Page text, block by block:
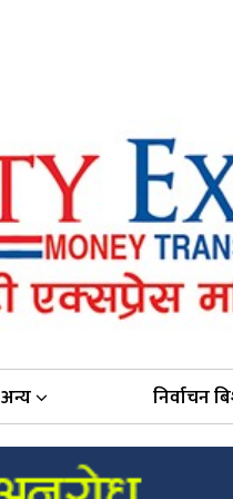
अन्य निर्वाचन